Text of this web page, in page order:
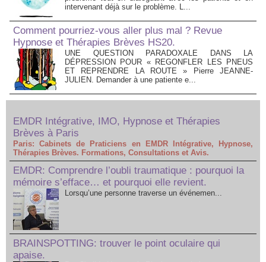
intervenant déjà sur le problème. L...
Comment pourriez-vous aller plus mal ? Revue
Hypnose et Thérapies Brèves HS20.
UNE QUESTION PARADOXALE DANS LA
DÉPRESSION POUR « REGONFLER LES PNEUS
ET REPRENDRE LA ROUTE » Pierre JEANNE-
JULIEN. Demander à une patiente e...
EMDR Intégrative, IMO, Hypnose et Thérapies
Brèves à Paris
Paris: Cabinets de Praticiens en EMDR Intégrative, Hypnose,
Thérapies Brèves. Formations, Consultations et Avis.
EMDR: Comprendre l’oubli traumatique : pourquoi la
mémoire s’efface… et pourquoi elle revient.
Lorsqu’une personne traverse un événemen...
BRAINSPOTTING: trouver le point oculaire qui
apaise.